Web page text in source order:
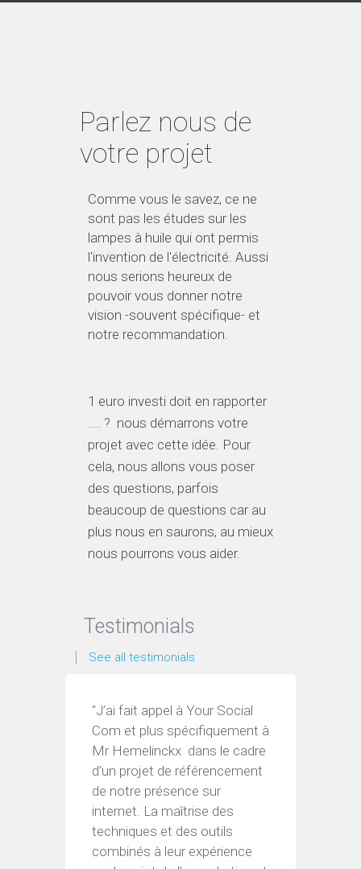
Parlez nous de
votre projet
Comme vous le savez, ce ne
sont pas les études sur les
lampes à huile qui ont permis
l'invention de l'électricité. Aussi
nous serions heureux de
pouvoir vous donner notre
vision -souvent spécifique- et
notre recommandation.
1 euro investi doit en rapporter
.... ? nous démarrons votre
projet avec cette idée. Pour
cela, nous allons vous poser
des questions, parfois
beaucoup de questions car au
plus nous en saurons, au mieux
nous pourrons vous aider.
Testimonials
See all testimonials
"J’ai fait appel à Your Social
Com et plus spécifiquement à
Mr Hemelinckx dans le cadre
d’un projet de référencement
de notre présence sur
internet. La maîtrise des
techniques et des outils
combinés à leur expérience